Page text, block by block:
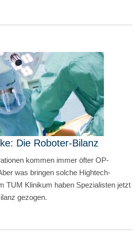
Die Roboter-Bilanz
kommen immer öfter OP-
was bringen solche Hightech-
TUM Klinikum haben Spezialisten jetzt
gezogen.